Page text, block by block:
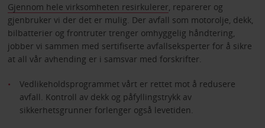
Gjennom hele virksomheten resirkulerer , reparerer og
gjenbruker vi der det er mulig. Der avfall som motorolje, dekk,
bilbatterier og frontruter trenger omhyggelig håndtering,
jobber vi sammen med sertifiserte avfallseksperter for å sikre
at all vår avhending er i samsvar med forskrifter.
Vedlikeholdsprogrammet vårt er rettet mot å redusere
avfall. Kontroll av dekk og påfyllingstrykk av
sikkerhetsgrunner forlenger også levetiden.